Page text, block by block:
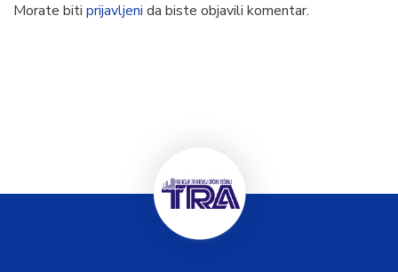
Morate biti prijavljeni da biste objavili komentar.